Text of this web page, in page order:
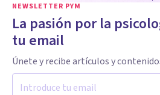
NEWSLETTER PYM
La pasión por la
tu email
Únete y recibe artículos y